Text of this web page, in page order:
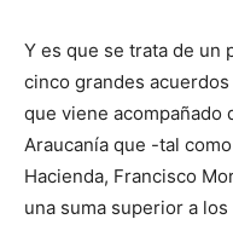
Y es que se trata de un
cinco grandes
que viene acompañado
Araucanía que -tal
Hacienda, Francisco
una suma superior a